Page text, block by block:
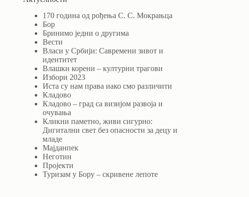
170 година од рођења С. С. Мокрањца
Бор
Бринимо једни о другима
Вести
Власи у Србији: Савремени зивот и
идентитет
Влашки корени – културни трагови
Избори 2023
Иста су нам права иако смо различити
Кладово
Кладово – град са визијом развоја и
очувања
Кликни паметно, живи сигурно:
Дигитални свет без опасности за децу и
младе
Мајданпек
Неготин
Пројекти
Туризам у Бору – скривене лепоте